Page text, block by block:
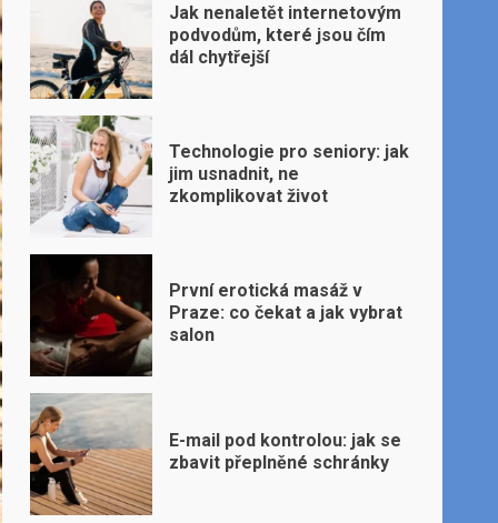
Jak nenaletět internetovým
podvodům, které jsou čím
dál chytřejší
Technologie pro seniory: jak
jim usnadnit, ne
zkomplikovat život
První erotická masáž v
Praze: co čekat a jak vybrat
salon
E-mail pod kontrolou: jak se
zbavit přeplněné schránky